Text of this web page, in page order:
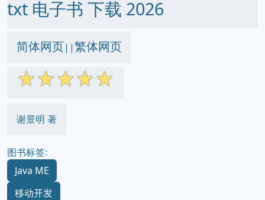
txt 电子书 下载 2026
简体网页||繁体网页
☆☆☆☆☆
谢景明 著
图书标签:
Java ME
移动开发